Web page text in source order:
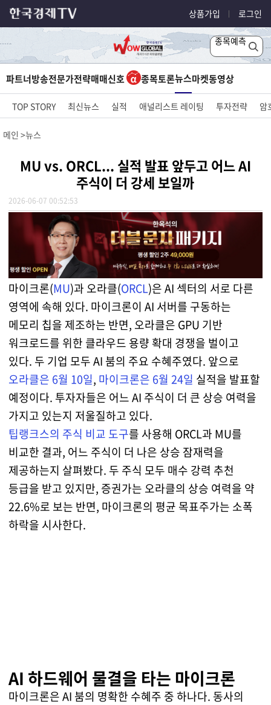
상품가입 로그인
종목예측
파트너방송전문가전략매매신호 종목토론뉴스마켓동영상
TOP STORY 최신뉴스 실적 애널리스트 레이팅 투자전략 암
메인 뉴스
MU vs. ORCL... 실적 발표 앞두고 어느 AI
주식이 더 강세 보일까
2026-06-07 00:52:53
마이크론(MU)과 오라클(ORCL)은 AI 섹터의 서로 다른
영역에 속해 있다. 마이크론이 AI 서버를 구동하는
메모리 칩을 제조하는 반면, 오라클은 GPU 기반
워크로드를 위한 클라우드 용량 확대 경쟁을 벌이고
있다. 두 기업 모두 AI 붐의 주요 수혜주였다. 앞으로
오라클은 6월 10일, 마이크론은 6월 24일 실적을 발표할
예정이다. 투자자들은 어느 AI 주식이 더 큰 상승 여력을
가지고 있는지 저울질하고 있다.
팁랭크스의 주식 비교 도구를 사용해 ORCL과 MU를
비교한 결과, 어느 주식이 더 나은 상승 잠재력을
제공하는지 살펴봤다. 두 주식 모두 매수 강력 추천
등급을 받고 있지만, 증권가는 오라클의 상승 여력을 약
22.6%로 보는 반면, 마이크론의 평균 목표주가는 소폭
하락을 시사한다.
AI 하드웨어 물결을 타는 마이크론
마이크론은 AI 붐의 명확한 수혜주 중 하나다. 동사의